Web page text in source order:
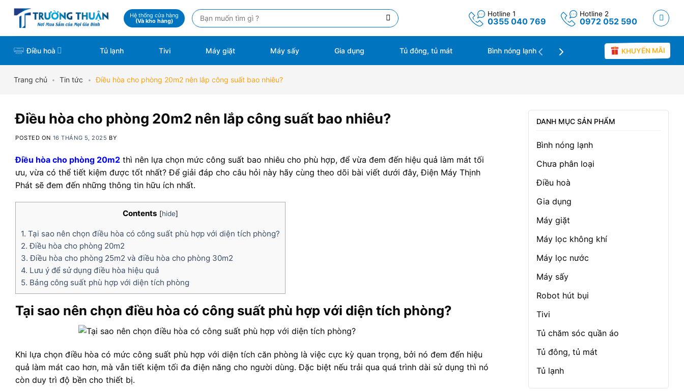
Skip
content
Hệ thống cửa hàng
(Và kho hàng)
Tìm
kiếm:
Hotline 1
0355 040 769
Hotline 2
0972 052 590
Điều hoà Tủ lạnh Tivi Máy giặt Máy sấy Gia dụng Tủ đông, tủ mát Bình nóng lạnh Máy lọc không khí Tin tức
KHUYẾN MÃI
Trang chủ • Tin tức • Điều hòa cho phòng 20m2 nên lắp công suất bao nhiêu?
Điều hòa cho phòng 20m2 nên lắp công suất bao nhiêu?
POSTED ON 16 THÁNG 5, 2025 BY
Điều hòa cho phòng 20m2 thì nên lựa chọn mức công suất bao nhiêu cho phù hợp, để vừa đem đến hiệu quả làm mát tối
ưu, vừa có thể tiết kiệm được tốt nhất? Để giải đáp cho câu hỏi này hãy cùng theo dõi bài viết dưới đây, Điện Máy Thịnh
Phát sẽ đem đến những thông tin hữu ích nhất.
Contents [hide]
1. Tại sao nên chọn điều hòa có công suất phù hợp với diện tích phòng?
2. Điều hòa cho phòng 20m2
3. Điều hòa cho phòng 25m2 và điều hòa cho phòng 30m2
4. Lưu ý để sử dụng điều hòa hiệu quả
5. Bảng công suất phù hợp với diện tích phòng
Tại sao nên chọn điều hòa có công suất phù hợp với diện tích phòng?
Khi lựa chọn điều hòa có mức công suất phù hợp với diện tích căn phòng là việc cực kỳ quan trọng, bởi nó đem đến hiệu
quả làm mát cao hơn, mà vẫn tiết kiệm tối đa điện năng cho người dùng. Đặc biệt nếu trải qua quá trình dài sử dụng thì nó
còn duy trì độ bền cho thiết bị.
DANH MỤC SẢN PHẨM
Bình nóng lạnh
Chưa phân loại
Điều hoà
Gia dụng
Máy giặt
Máy lọc không khí
Máy lọc nước
Máy sấy
Robot hút bụi
Tivi
Tủ chăm sóc quần áo
Tủ đông, tủ mát
Tủ lạnh